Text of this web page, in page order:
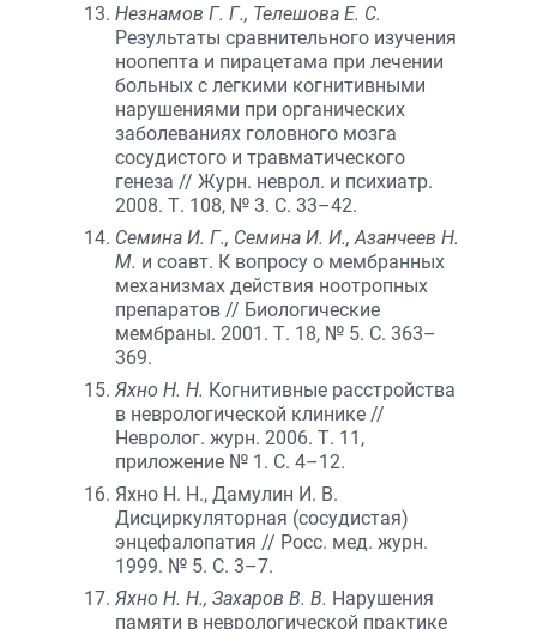
Незнамов Г. Г., Телешова Е. С.
Результаты сравнительного изучения
ноопепта и пирацетама при лечении
больных с легкими когнитивными
нарушениями при органических
заболеваниях головного мозга
сосудистого и травматического
генеза // Журн. неврол. и психиатр.
2008. Т. 108, № 3. С. 33–42.
Семина И. Г., Семина И. И., Азанчеев Н.
М. и соавт. К вопросу о мембранных
механизмах действия ноотропных
препаратов // Биологические
мембраны. 2001. Т. 18, № 5. С. 363–
369.
Яхно Н. Н. Когнитивные расстройства
в неврологической клинике //
Невролог. журн. 2006. Т. 11,
приложение № 1. С. 4–12.
Яхно Н. Н., Дамулин И. В.
Дисциркуляторная (сосудистая)
энцефалопатия // Росс. мед. журн.
1999. № 5. С. 3–7.
Яхно Н. Н., Захаров В. В. Нарушения
памяти в неврологической практике